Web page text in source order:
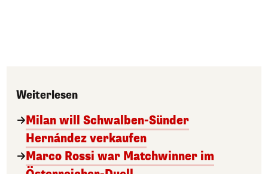
Weiterlesen
Milan will Schwalben-Sünder
Hernández verkaufen
Marco Rossi war Matchwinner im